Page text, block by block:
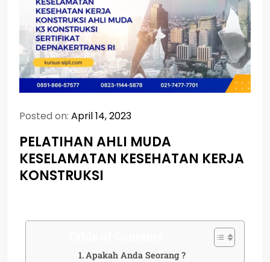
Posted on: April 14, 2023
PELATIHAN AHLI MUDA
KESELAMATAN KESEHATAN KERJA
KONSTRUKSI
Apakah Anda Seorang ?